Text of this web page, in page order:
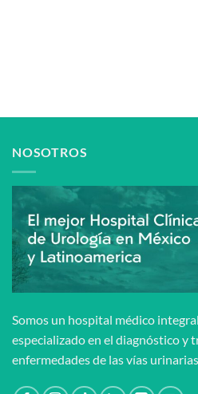
NOSOTROS
Somos un hospital médico
especializado en el diagnóstico y
enfermedades de las vías urinarias.